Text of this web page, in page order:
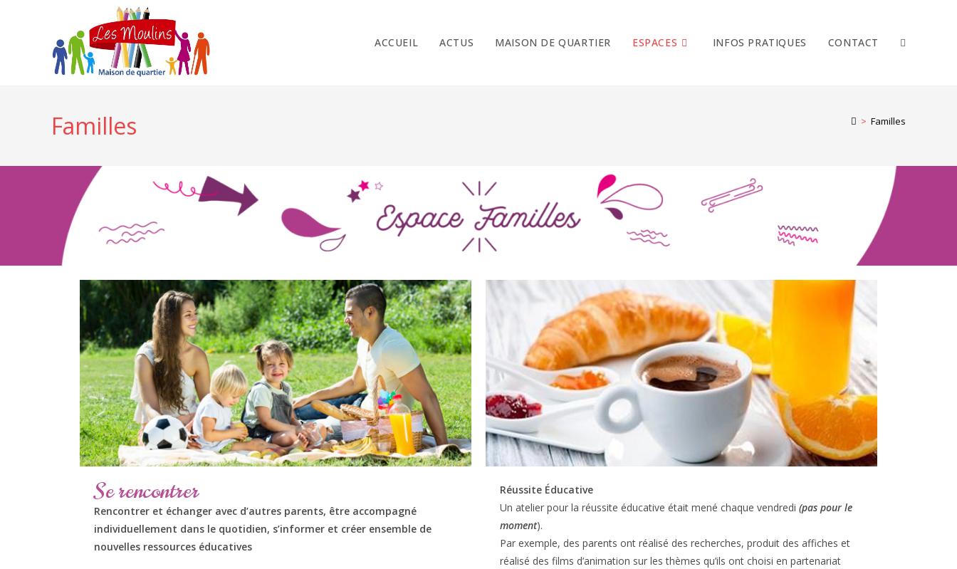
ACCUEIL ACTUS MAISON DE QUARTIER ESPACES INFOS PRATIQUES CONTACT
Familles > Familles
Se rencontrer
Rencontrer et échanger avec d’autres parents, être accompagné
individuellement dans le quotidien, s’informer et créer ensemble de
nouvelles ressources éducatives
Réussite Éducative
Un atelier pour la réussite éducative était mené chaque vendredi (pas pour le
moment).
Par exemple, des parents ont réalisé des recherches, produit des affiches et
réalisé des films d’animation sur les thèmes qu’ils ont choisi en partenariat